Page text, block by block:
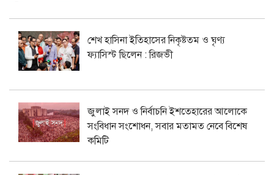
শেখ হাসিনা ইতিহাসের নিকৃষ্টতম ও ঘৃণ্য
ফ্যাসিস্ট ছিলেন : রিজভী
জুলাই সনদ ও নির্বাচনি ইশতেহারের আলোকে
সংবিধান সংশোধন, সবার মতামত নেবে বিশেষ
কমিটি